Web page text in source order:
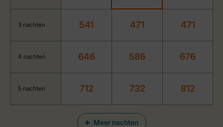
Meer nachten
3 nachten 541 471 471
4 nachten 646 586 676
5 nachten 712 732 812